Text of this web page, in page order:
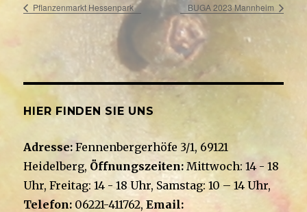
Pflanzenmarkt Hessenpark BUGA 2023 Mannheim
HIER FINDEN SIE UNS
Adresse: Fennenbergerhöfe 3/1, 69121
Heidelberg, Öffnungszeiten:Mittwoch: 14 - 18
Uhr, Freitag: 14 - 18 Uhr, Samstag: 10 – 14 Uhr,
Telefon: 06221-411762,Email: